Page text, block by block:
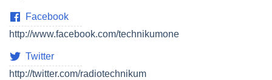
Facebook
http://www.facebook.com/technikumone
Twitter
http://twitter.com/radiotechnikum